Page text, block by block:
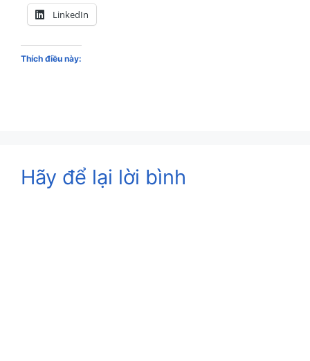
LinkedIn
Thích điều này:
Hãy để lại lời bình